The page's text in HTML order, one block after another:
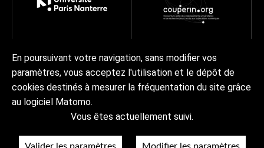
À propos Programmes Réseau Projets
Ressources
Actualités | AgendaContact Collex-Persée
En poursuivant votre navigation, sans modifier vos
paramètres, vous acceptez l'utilisation et le dépôt de
cookies destinés à mesurer la fréquentation du site grâce
au logiciel Matomo.
Vous êtes actuellement suivi.